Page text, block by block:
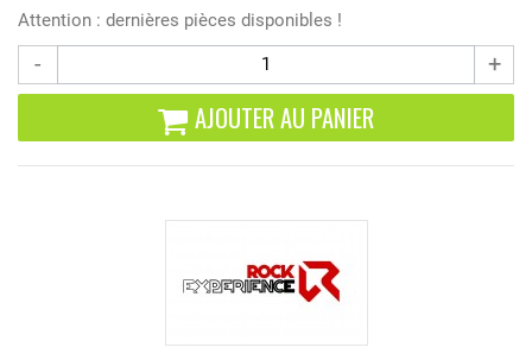
Attention : dernières pièces disponibles !
- +
AJOUTER AU PANIER